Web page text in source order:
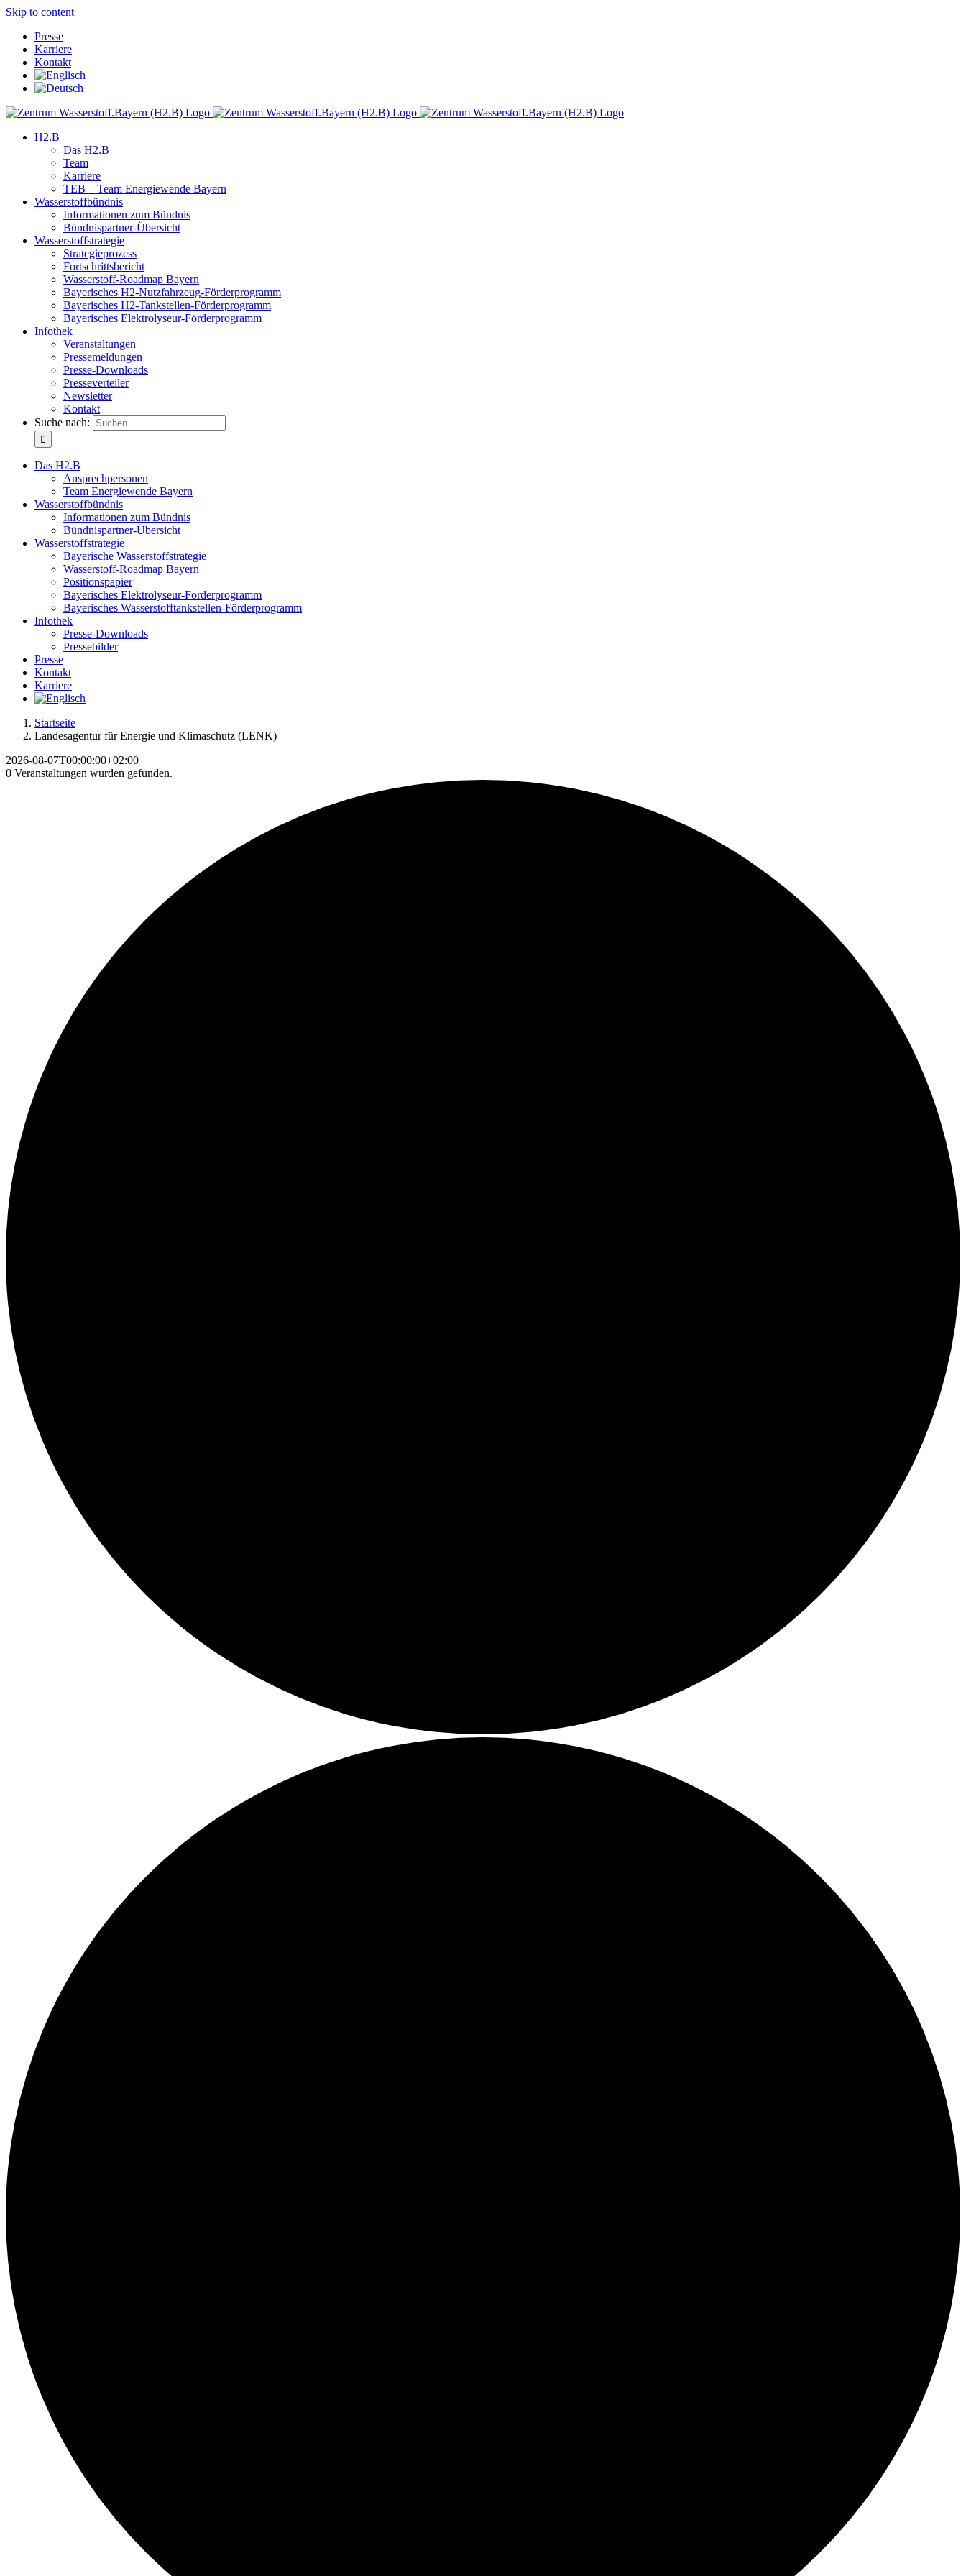
Skip to content
Presse
Karriere
Kontakt
H2.B
Das H2.B
Team
Karriere
TEB – Team Energiewende Bayern
Wasserstoffbündnis
Informationen zum Bündnis
Bündnispartner-Übersicht
Wasserstoffstrategie
Strategieprozess
Fortschrittsbericht
Wasserstoff-Roadmap Bayern
Bayerisches H2-Nutzfahrzeug-Förderprogramm
Bayerisches H2-Tankstellen-Förderprogramm
Bayerisches Elektrolyseur-Förderprogramm
Infothek
Veranstaltungen
Pressemeldungen
Presse-Downloads
Presseverteiler
Newsletter
Kontakt
Suche nach:
Das H2.B
Ansprechpersonen
Team Energiewende Bayern
Wasserstoffbündnis
Informationen zum Bündnis
Bündnispartner-Übersicht
Wasserstoffstrategie
Bayerische Wasserstoffstrategie
Wasserstoff-Roadmap Bayern
Positionspapier
Bayerisches Elektrolyseur-Förderprogramm
Bayerisches Wasserstofftankstellen-Förderprogramm
Infothek
Presse-Downloads
Pressebilder
Presse
Kontakt
Karriere
Startseite
Landesagentur für Energie und Klimaschutz (LENK)
2026-08-07T00:00:00+02:00
0 Veranstaltungen wurden gefunden.